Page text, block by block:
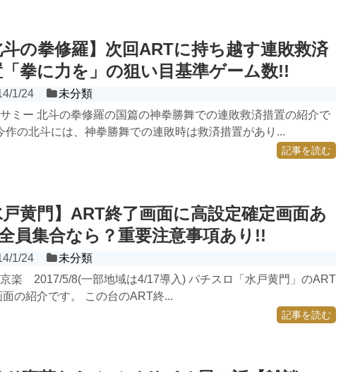
斗の拳修羅】次回ARTに持ち越す連敗救済
拳に力を」の狙い目基準ゲーム数!!
1/24
未分類
サミー 北斗の拳修羅の国篇の神拳勝舞での連敗救済措置の紹介で
作の北斗には、神拳勝舞での連敗時は救済措置があり...
記事を読む
戸黄門】ART終了画面に高設定確定画面あ
員集合なら？重要注意事項あり!!
1/24
未分類
京楽 2017/5/8(一部地域は4/17導入) パチスロ「水戸黄門」のART
面の紹介です。 この台のART終...
記事を読む